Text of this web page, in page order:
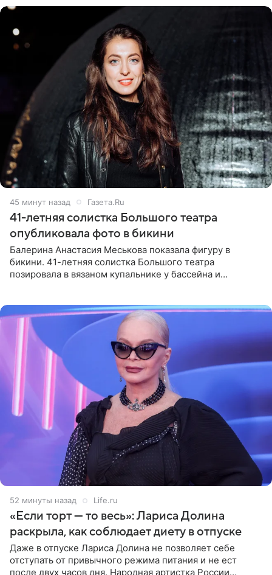
45 минут назад Газета.Ru
41-летняя солистка Большого театра
опубликовала фото в бикини
Балерина Анастасия Меськова показала фигуру в
бикини. 41-летняя солистка Большого театра
позировала в вязаном купальнике у бассейна и
52 минуты назад Life.ru
«Если торт — то весь»: Лариса Долина
раскрыла, как соблюдает диету в отпуске
Даже в отпуске Лариса Долина не позволяет себе
отступать от привычного режима питания и не ест
после двух часов дня. Народная артистка России